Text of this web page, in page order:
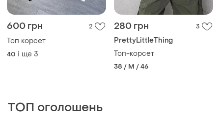
600 грн 2
Топ корсет
40 і ще 3
280 грн 3
PrettyLittleThing
Топ-корсет
38 / M / 46
ТОП оголошень